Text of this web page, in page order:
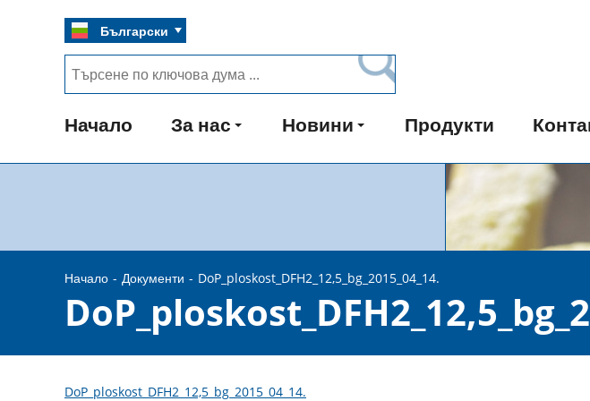
Български
Начало За нас Новини Продукти
Начало Документи DoP_ploskost_DFH2_12,5_bg_2015_04_14.
DoP_ploskost_DFH2_12,5_bg_2015_04_14.